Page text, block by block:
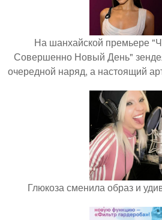
На шанхайской премьере
Совершенно Новый День"
очередной наряд, а настоящий
Глюкоза сменила образ и